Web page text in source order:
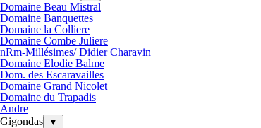
Domaine Beau Mistral
Domaine Banquettes
Domaine la Colliere
Domaine Combe Juliere
nRm-Millésimes/ Didier Charavin
Domaine Elodie Balme
Dom. des Escaravailles
Domaine Grand Nicolet
Domaine du Trapadis
Andre
Gigondas
▼